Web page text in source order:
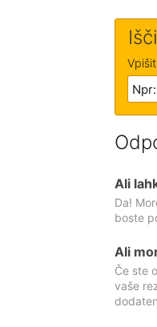
Išči
Ali
Da!
boste
Ali
Če ste
vaše